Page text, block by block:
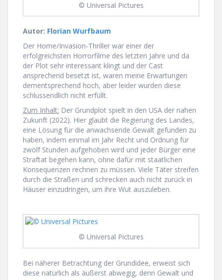
© Universal Pictures
Autor: Florian Wurfbaum
Der Home/Invasion-Thriller war einer der
erfolgreichsten Horrorfilme des letzten Jahre und da
der Plot sehr interessant klingt und der Cast
ansprechend besetzt ist, waren meine Erwartungen
dementsprechend hoch, aber leider wurden diese
schlussendlich nicht erfüllt.
Zum Inhalt: Der Grundplot spielt in den USA der nahen
Zukunft (2022). Hier glaubt die Regierung des Landes,
eine Lösung für die anwachsende Gewalt gefunden zu
haben, indem einmal im Jahr Recht und Ordnung für
zwölf Stunden aufgehoben wird und jeder Bürger eine
Straftat begehen kann, ohne dafür mit staatlichen
Konsequenzen rechnen zu müssen. Viele Täter streifen
durch die Straßen und schrecken auch nicht zurück in
Häuser einzudringen, um ihre Wut auszuleben.
© Universal Pictures
Bei näherer Betrachtung der Grundidee, erweist sich
diese natürlich als äußerst abwegig, denn Gewalt und